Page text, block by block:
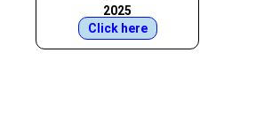
2025
Click here